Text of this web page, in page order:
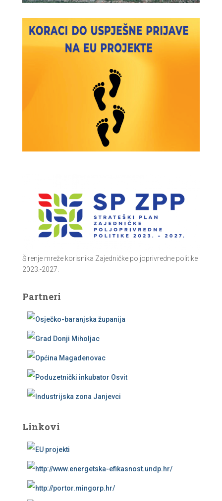
Širenje mreže korisnika Zajedničke poljoprivredne politike
2023.-2027.
Partneri
Linkovi